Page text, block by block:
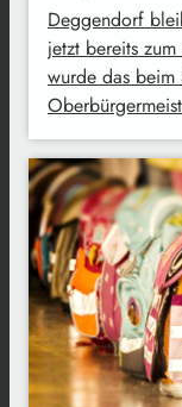
Deggendorf
jetzt bereits
wurde das beim